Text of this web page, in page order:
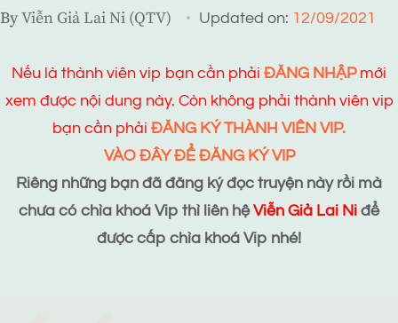
ByViễn Giả Lai Ni (QTV) Updated on: 12/09/2021
Nếu là thành viên vip bạn cần phải ĐĂNG NHẬPmới
xem được nội dung này. Còn không phải thành viên vip
bạn cần phải ĐĂNG KÝ THÀNH VIÊN VIP.
VÀO ĐÂY ĐỂ ĐĂNG KÝ VIP
Riêng những bạn đã đăng ký đọc truyện này rồi mà
chưa có chìa khoá Vip thì liên hệViễn Giả Lai Ni để
được cấp chìa khoá Vip nhé!